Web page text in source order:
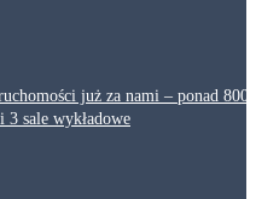
już za nami – ponad 800
sale wykładowe